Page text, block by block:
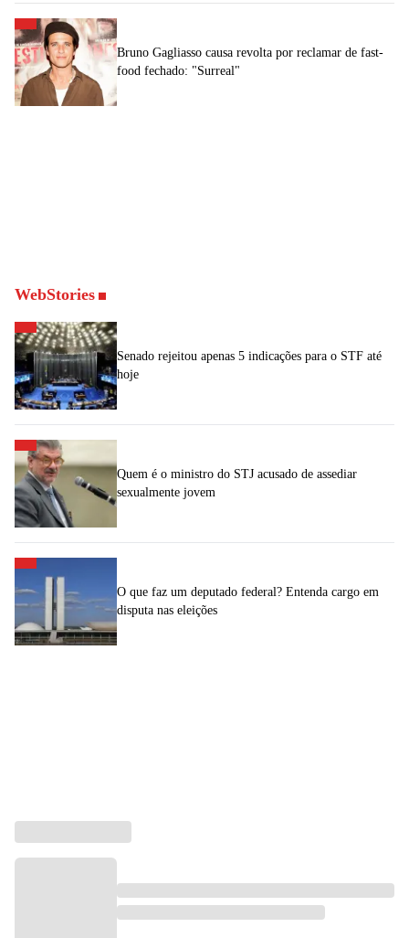
Bruno Gagliasso causa revolta por reclamar de fast-
food fechado: "Surreal"
WebStories
Senado rejeitou apenas 5 indicações para o STF até
hoje
Quem é o ministro do STJ acusado de assediar
sexualmente jovem
O que faz um deputado federal? Entenda cargo em
disputa nas eleições